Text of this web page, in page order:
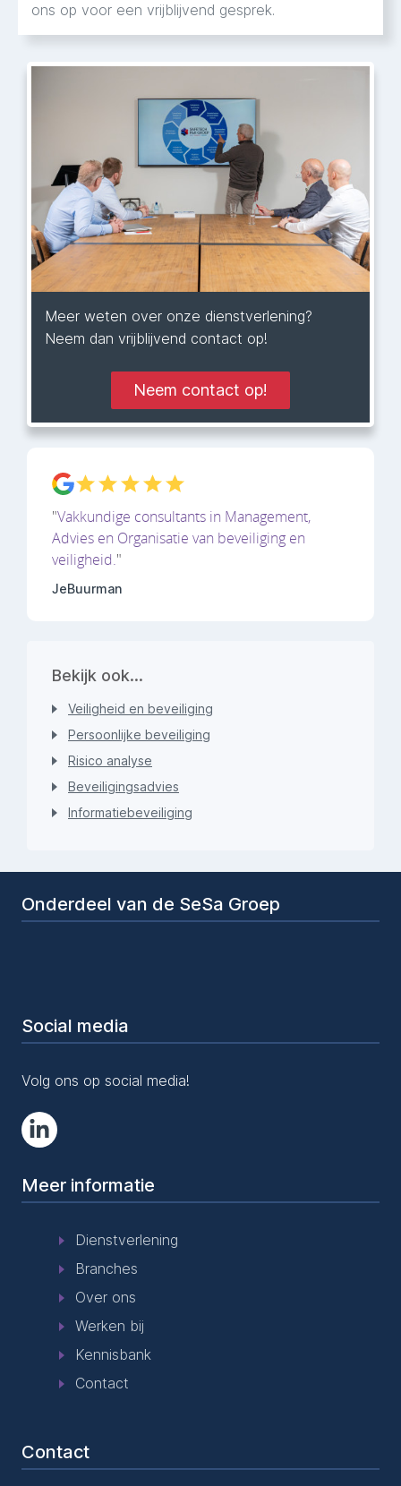
ons op voor een vrijblijvend gesprek.
Meer weten over onze dienstverlening?
Neem dan vrijblijvend contact op!
Neem contact op!
"Vakkundige consultants in Management,
Advies en Organisatie van beveiliging en
veiligheid."
JeBuurman
Bekijk ook...
Veiligheid en beveiliging
Persoonlijke beveiliging
Risico analyse
Beveiligingsadvies
Informatiebeveiliging
Onderdeel van de SeSa Groep
Social media
Volg ons op social media!
Meer informatie
Dienstverlening
Branches
Over ons
Werken bij
Kennisbank
Contact
Contact